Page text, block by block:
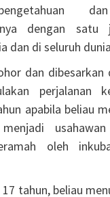
dengan
dan di seluruh
dan dibesarkan
perjalanan
apabila beliau
oleh
17 tahun, beliau